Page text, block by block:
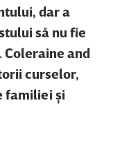
dar a
să nu fie
and
curselor,
familiei şi